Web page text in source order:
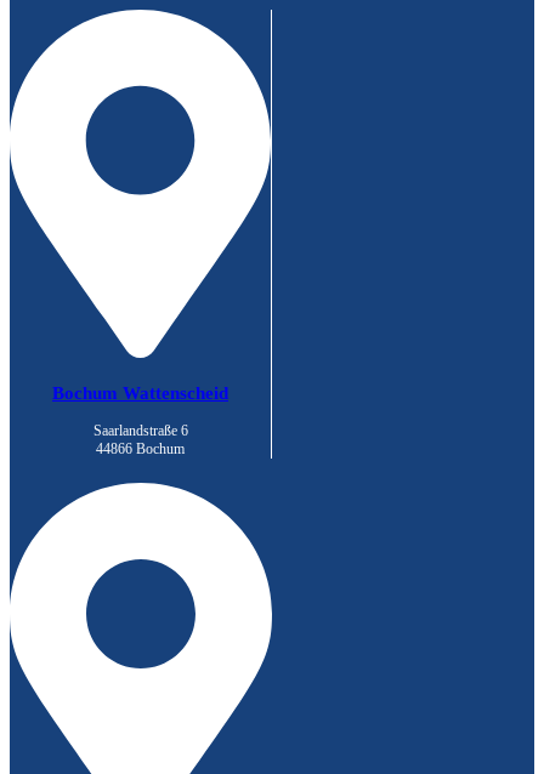
Bochum Wattenscheid
Saarlandstraße 6
44866 Bochum